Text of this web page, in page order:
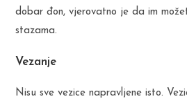
dobar đon, vjerovatno je da im
stazama.
Vezanje
Nisu sve vezice napravljene isto.